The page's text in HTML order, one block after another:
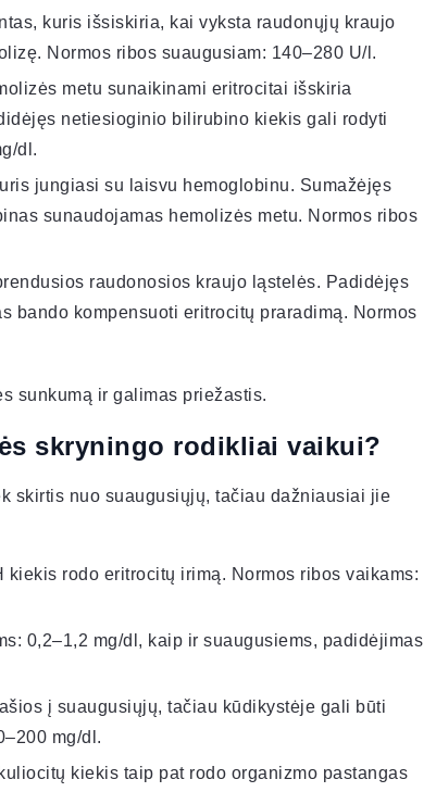
kuris išsiskiria, kai vyksta raudonųjų kraujo
Normos ribos suaugusiam: 140–280 U/l.
metu sunaikinami eritrocitai išskiria
netiesioginio bilirubino kiekis gali rodyti
dl.
jungiasi su laisvu hemoglobinu. Sumažėjęs
sunaudojamas hemolizės metu. Normos ribos
raudonosios kraujo ląstelės. Padidėjęs
bando kompensuoti eritrocitų praradimą. Normos
sunkumą ir galimas priežastis.
skryningo rodikliai vaikui?
skirtis nuo suaugusiųjų, tačiau dažniausiai jie
kiekis rodo eritrocitų irimą. Normos ribos vaikams:
0,2–1,2 mg/dl, kaip ir suaugusiems, padidėjimas
į suaugusiųjų, tačiau kūdikystėje gali būti
mg/dl.
kiekis taip pat rodo organizmo pastangas